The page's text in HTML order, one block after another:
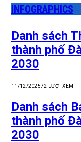
INFOGRAPHICS
Danh sách
thành phố
2030
11/12/202572 LƯỢT XEM
Danh sách
thành phố
2030